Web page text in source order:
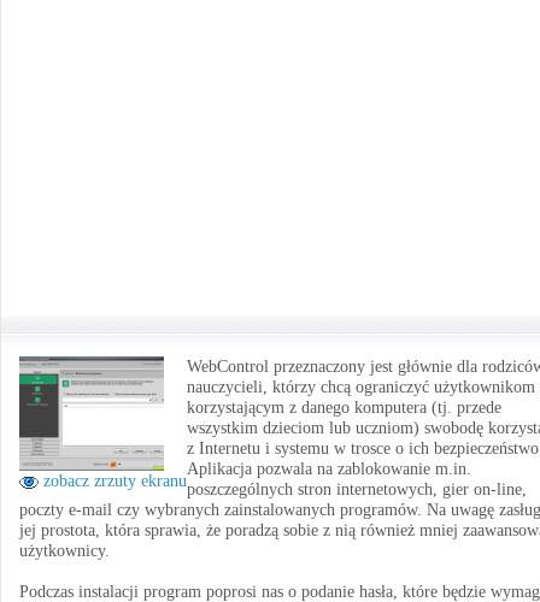
zobacz zrzuty ekranu
WebControl przeznaczony jest głównie dla
nauczycieli, którzy chcą ograniczyć użytkownikom
korzystającym z danego komputera (tj. przede
wszystkim dzieciom lub uczniom) swobodę
z Internetu i systemu w trosce o ich
Aplikacja pozwala na zablokowanie m.in.
poszczególnych stron internetowych, gier on-line,
poczty e-mail czy wybranych zainstalowanych programów. Na uwagę
jej prostota, która sprawia, że poradzą sobie z nią również mniej
użytkownicy.
Podczas instalacji program poprosi nas o podanie hasła, które będzie